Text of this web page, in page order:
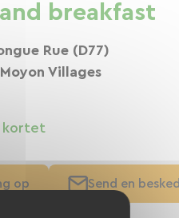
breakfast
Rue (D77)
Villages
kortet
op Send en besked